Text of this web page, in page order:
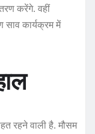
करेंगे. वहीं
साव कार्यक्रम में
रहने वाली है. मौसम